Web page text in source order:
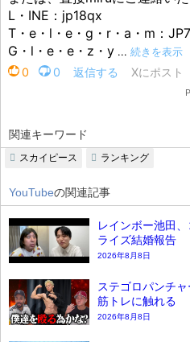
関連キーワード
スカイピース ランキング
YouTubeの関連記事
レインボー池田
ライズ結婚報告
2026年8月8日
ステゴロパンチ
筋トレに触れる
2026年8月8日